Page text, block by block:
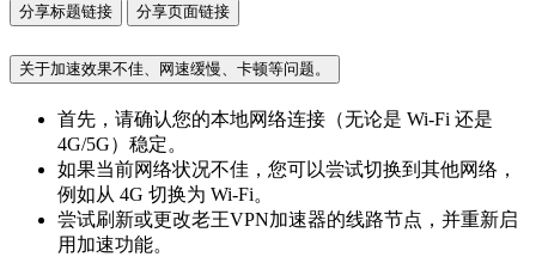
分享标题链接 分享页面链接
关于加速效果不佳、网速缓慢、卡顿等问题。
首先，请确认您的本地网络连接（无论是 Wi-Fi 还是
4G/5G）稳定。
如果当前网络状况不佳，您可以尝试切换到其他网络，
例如从 4G 切换为 Wi-Fi。
尝试刷新或更改老王VPN加速器的线路节点，并重新启
用加速功能。